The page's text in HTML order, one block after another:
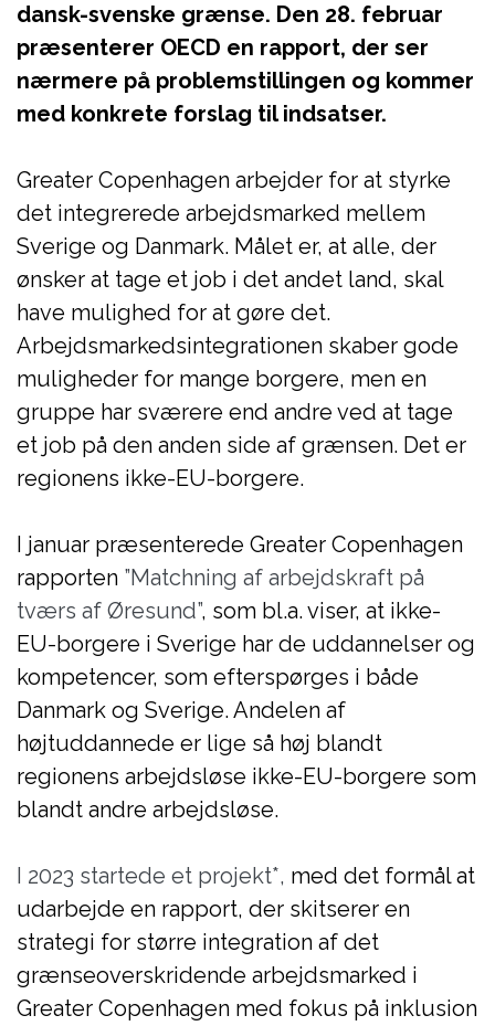
dansk-svenske grænse. Den 28. februar
præsenterer OECD en rapport, der ser
nærmere på problemstillingen og kommer
med konkrete forslag til indsatser.
Greater Copenhagen arbejder for at styrke
det integrerede arbejdsmarked mellem
Sverige og Danmark. Målet er, at alle, der
ønsker at tage et job i det andet land, skal
have mulighed for at gøre det.
Arbejdsmarkedsintegrationen skaber gode
muligheder for mange borgere, men en
gruppe har sværere end andre ved at tage
et job på den anden side af grænsen. Det er
regionens ikke-EU-borgere.
I januar præsenterede Greater Copenhagen
rapporten ”Matchning af arbejdskraft på
tværs af Øresund”, som bl.a. viser, at ikke-
EU-borgere i Sverige har de uddannelser og
kompetencer, som efterspørges i både
Danmark og Sverige. Andelen af
højtuddannede er lige så høj blandt
regionens arbejdsløse ikke-EU-borgere som
blandt andre arbejdsløse.
I 2023 startede et projekt*, med det formål at
udarbejde en rapport, der skitserer en
strategi for større integration af det
grænseoverskridende arbejdsmarked i
Greater Copenhagen med fokus på inklusion